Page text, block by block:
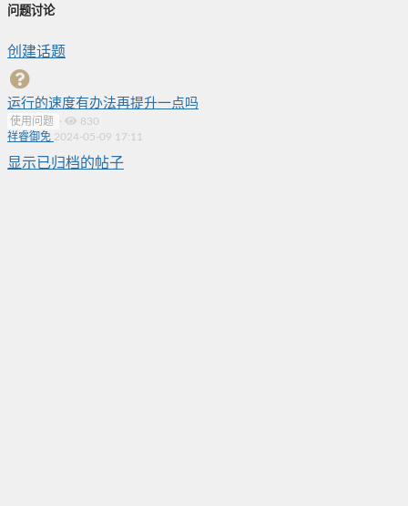
问题讨论
创建话题
运行的速度有办法再提升一点吗
使用问题 ·
830
祥睿御免 2024-05-09 17:11
显示已归档的帖子